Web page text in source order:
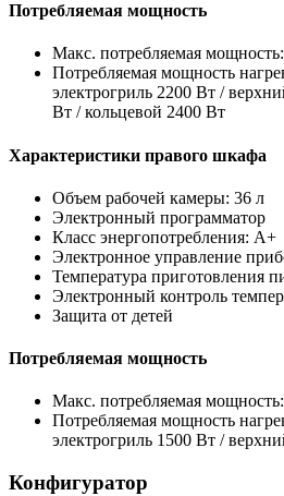
Потребляемая мощность
Макс. потребляемая
Потребляемая мощность
электрогриль 2200 Вт /
Вт / кольцевой 2400 Вт
Характеристики правого шкафа
Объем рабочей камеры: 36 л
Электронный программатор
Класс энергопотребления: A+
Электронное управление
Температура приготовления
Электронный контроль
Защита от детей
Потребляемая мощность
Макс. потребляемая
Потребляемая мощность
электрогриль 1500 Вт /
Конфигуратор